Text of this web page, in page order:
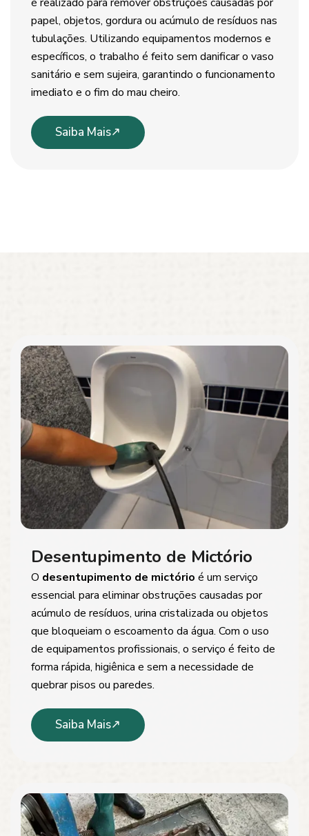
papel, objetos, gordura ou acúmulo de resíduos nas
tubulações. Utilizando equipamentos modernos e
específicos, o trabalho é feito sem danificar o vaso
sanitário e sem sujeira, garantindo o funcionamento
imediato e o fim do mau cheiro.
Saiba Mais
Desentupimento de Mictório
O desentupimento de mictório é um serviço
essencial para eliminar obstruções causadas por
acúmulo de resíduos, urina cristalizada ou objetos
que bloqueiam o escoamento da água. Com o uso
de equipamentos profissionais, o serviço é feito de
forma rápida, higiênica e sem a necessidade de
quebrar pisos ou paredes.
Saiba Mais